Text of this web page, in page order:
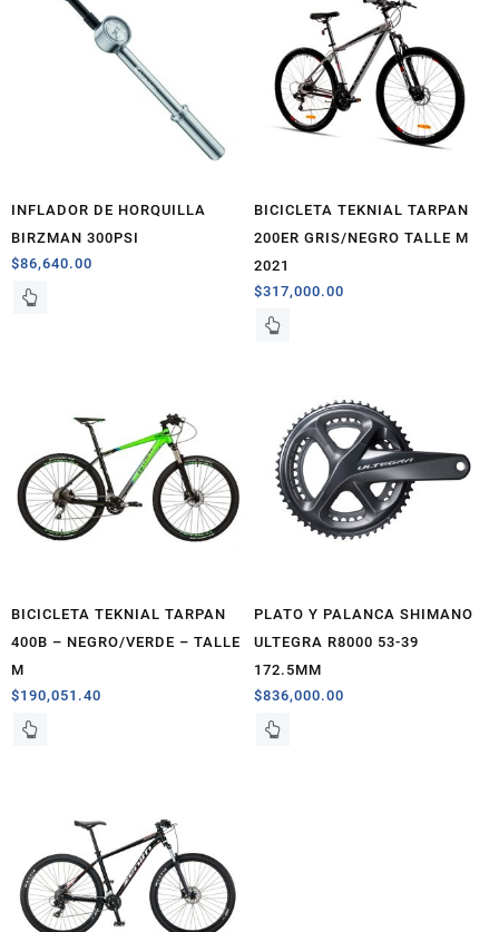
INFLADOR DE HORQUILLA
BIRZMAN 300PSI
$86,640.00
BICICLETA TEKNIAL TARPAN
200ER GRIS/NEGRO TALLE M
2021
$317,000.00
BICICLETA TEKNIAL TARPAN
400B – NEGRO/VERDE – TALLE
M
$190,051.40
PLATO Y PALANCA SHIMANO
ULTEGRA R8000 53-39
172.5MM
$836,000.00